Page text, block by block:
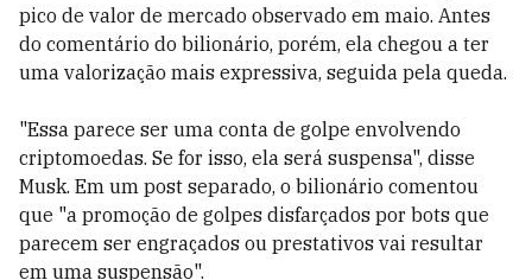
pico de valor de mercado observado em maio. Antes
do comentário do bilionário, porém, ela chegou a ter
uma valorização mais expressiva, seguida pela queda.
"Essa parece ser uma conta de golpe envolvendo
criptomoedas. Se for isso, ela será suspensa", disse
Musk. Em um post separado, o bilionário comentou
que "a promoção de golpes disfarçados por bots que
parecem ser engraçados ou prestativos vai resultar
em uma suspensão".